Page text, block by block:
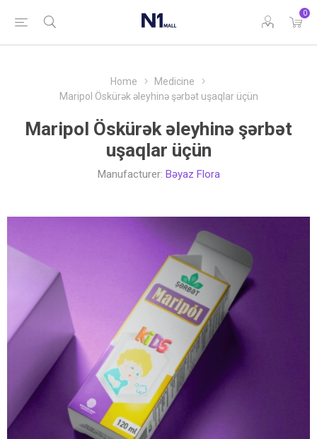
0
Home
Medicine
Maripol Öskürək əleyhinə şərbət uşaqlar üçün
Maripol Öskürək əleyhinə şərbət
uşaqlar üçün
Manufacturer: Bəyaz Flora